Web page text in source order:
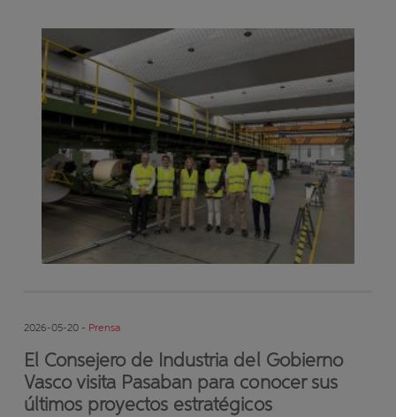
2026-05-20 - Prensa
El Consejero de Industria del Gobierno
Vasco visita Pasaban para conocer sus
últimos proyectos estratégicos